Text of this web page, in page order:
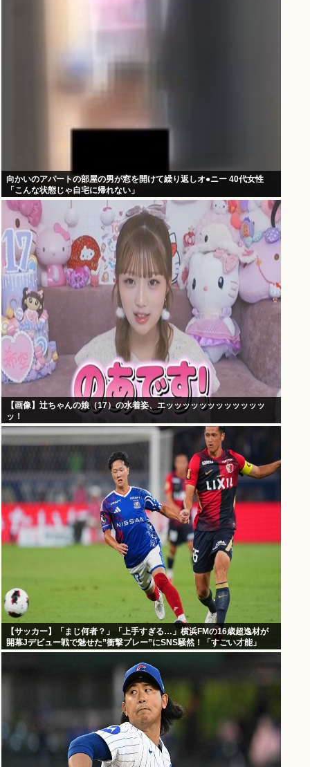
向かいのアパートの部屋の男が窓を開けて繰り返しオ●ニー 40代女性
「こんな状態じゃ自宅に帰れない」
【画像】辻ちゃんの娘（17）の水着姿、エッッッッッッッッッッッッ
ッ！
【サッカー】「まじ何者？」「上手すぎる…」横浜FMの16歳超逸材が
開幕Jデビュー戦で魅せた”衝撃プレー”にSNS騒然！「すごい才能」